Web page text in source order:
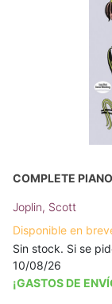
COMPLETE
Joplin, Scott
Disponible en
Sin stock. Si se
10/08/26
¡GASTOS DE